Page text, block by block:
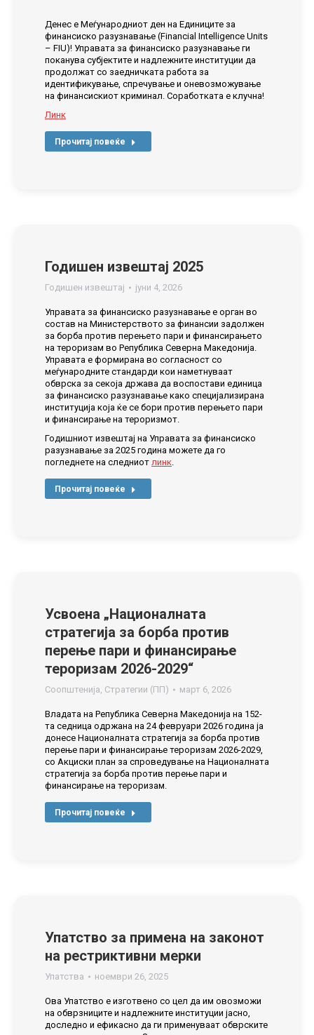
Денес е Меѓународниот ден на Единиците за
финансиско разузнавање (Financial Intelligence Units
– FIU)! Управата за финансиско разузнавање ги
поканува субјектите и надлежните институции да
продолжат со заедничката работа за
идентификување, спречување и оневозможување
на финансискиот криминал. Соработката е клучна!
Линк
Прочитај повеќе
Годишен извештај 2025
Годишен извештај јуни 4, 2026
Управата за финансиско разузнавање е орган во
состав на Министерството за финансии задолжен
за борба против перењето пари и финансирањето
на тероризам во Република Северна Македонија.
Управата е формирана во согласност со
меѓународните стандарди кои наметнуваат
обврска за секоја држава да воспостави единица
за финансиско разузнавање како специјализирана
институција која ќе се бори против перењето пари
и финансирање на тероризмот.
Годишниот извештај на Управата за финансиско
разузнавање за 2025 година можете да го
погледнете на следниот линк.
Прочитај повеќе
Усвоена „Националната
стратегија за борба против
перење пари и финансирање
тероризам 2026-2029“
Соопштенија, Стратегии (ПП) март 6, 2026
Владата на Република Северна Македонија на 152-
та седница одржана на 24 февруари 2026 година ја
донесе Националната стратегија за борба против
перење пари и финансирање тероризам 2026-2029,
со Акциски план за спроведување на Националната
стратегија за борба против перење пари и
финансирање на тероризам.
Прочитај повеќе
Упатство за примена на законот
на рестриктивни мерки
Упатства ноември 26, 2025
Ова Упатство е изготвено со цел да им овозможи
на обврзниците и надлежните институции јасно,
доследно и ефикасно да ги применуваат обврските